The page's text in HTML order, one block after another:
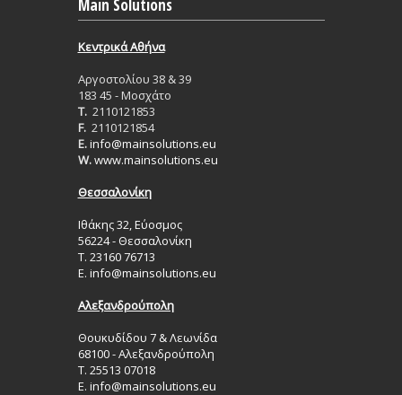
Main Solutions
Κεντρικά Aθήνα
Aργοστολίου 38 & 39
183 45 - Μοσχάτο
T.2110121853
F.2110121854
E.info@mainsolutions.eu
W.www.mainsolutions.eu
Θεσσαλονίκη
Ιθάκης 32, Εύοσμος
56224 - Θεσσαλονίκη
Τ. 23160 76713
Ε. info@mainsolutions.eu
Αλεξανδρούπολη
Θουκυδίδου 7 & Λεωνίδα
68100 - Αλεξανδρούπολη
Τ. 25513 07018
Ε. info@mainsolutions.eu